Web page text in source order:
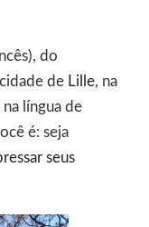
do
de Lille, na
língua de
é: seja
seus